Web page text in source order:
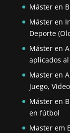
Máster en
Máster en
Deporte
Máster en
aplicados
Master en
Juego,
Máster en
en fútbol
Master em